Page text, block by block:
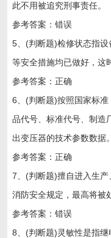
此不用被追究刑事责任。
参考答案：错误
5、(判断题)检修状态指
等安全措施均已做好，这
参考答案：正确
6、(判断题)按照国家标
品代号、标准代号、制造
出变压器的技术参数数据
参考答案：正确
7、(判断题)擅自进入生
消防安全规定，最高将被
参考答案：错误
8、(判断题)灵敏性是指继